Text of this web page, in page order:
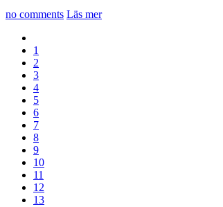
no comments Läs mer
1
2
3
4
5
6
7
8
9
10
11
12
13